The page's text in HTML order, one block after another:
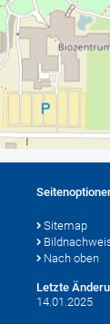
Sitemap
Nach oben
Letzte
14.01.2025